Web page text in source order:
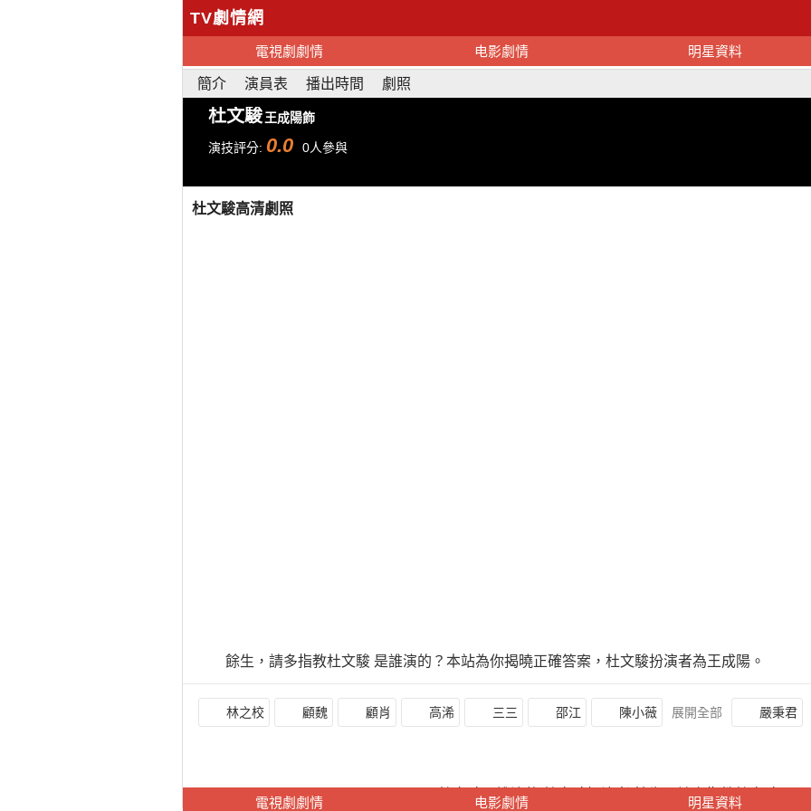
TV劇情網
電視劇劇情 电影劇情 明星資料
簡介 演員表 播出時間 劇照
杜文駿王成陽飾
演技評分: 0.0 0人參與
杜文駿高清劇照
餘生，請多指教杜文駿 是誰演的？本站為你揭曉正確答案，杜文駿扮演者為王成陽。
林之校 顧魏 顧肖 高浠 三三 邵江 陳小薇 展開全部 嚴秉君
電視劇劇情 电影劇情 明星資料
杜文駿是誰演的,杜文駿扮演者,餘生，請多指教杜文駿